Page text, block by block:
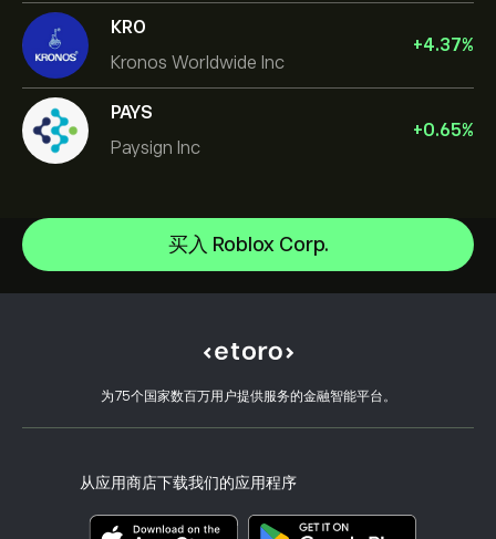
KRO
Kronos Worldwide Inc
+4.37%
PAYS
Paysign Inc
+0.65%
买入 Roblox Corp.
为75个国家数百万用户提供服务的金融智能平台。
从应用商店下载我们的应用程序
NVIDIA Corporation
Microsoft
Apple
如何入金
如何出金
开设账户
客户端漏洞
CopyTrading 简介
负责任交易
eToro Academy
选择 eToro 的理由
我们的办事处
风险披露
关键信息文档
投诉信息（FCA 客户）
投资保险